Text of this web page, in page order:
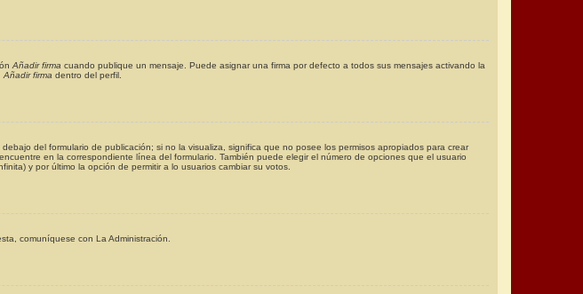
Añadir firma cuando publique un mensaje. Puede asignar una firma por defecto a todos sus mensajes activando la
Añadir firma dentro del perfil.
del formulario de publicación; si no la visualiza, significa que no posee los permisos apropiados para crear
en la correspondiente línea del formulario. También puede elegir el número de opciones que el usuario
y por último la opción de permitir a lo usuarios cambiar su votos.
comuníquese con La Administración.